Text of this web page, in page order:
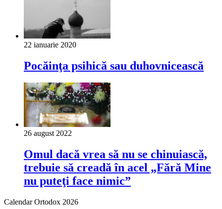
22 ianuarie 2020
Pocăinţa psihică sau duhovnicească
26 august 2022
Omul dacă vrea să nu se chinuiască,
trebuie să creadă în acel „Fără Mine
nu puteţi face nimic”
Calendar Ortodox 2026